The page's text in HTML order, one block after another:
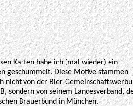
Karten habe ich (mal wieder) ein
geschummelt. Diese Motive stammen
nicht von der Bier-
sondern von seinem Landesverband,
Brauerbund in München.